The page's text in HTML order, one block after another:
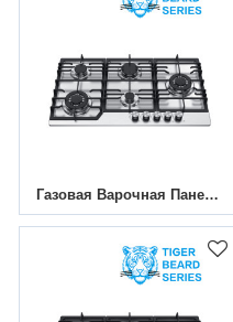
Газовая Варочная Панель Из Нержавеющей Стали С 5 Конфорками, 30 Дюймов, MGBS-865T | Поддержка OEM И ODM